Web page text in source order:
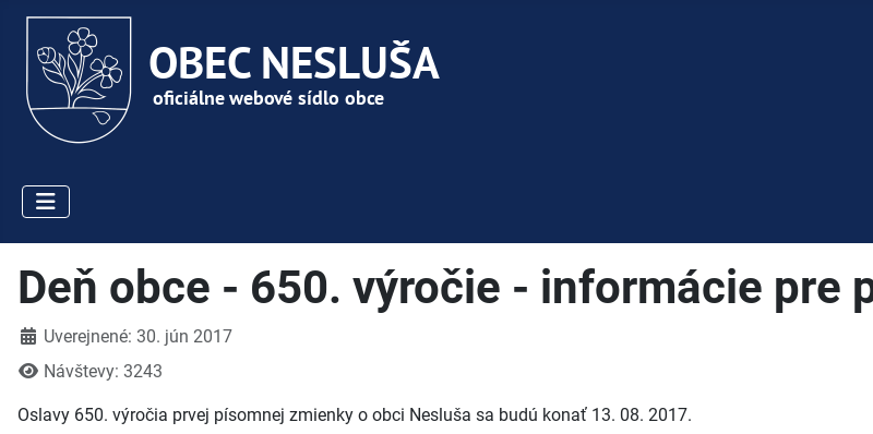
Deň obce - 650. výročie - informácie pre
DetailyUverejnené: 30. jún 2017
Návštevy: 3243
Oslavy 650. výročia prvej písomnej zmienky o obci Nesluša sa budú konať 13. 08. 2017.